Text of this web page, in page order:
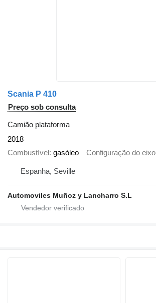
Scania P 410
Preço sob consulta
Camião plataforma
2018
Combustível gasóleo Configuração do eixo
Espanha, Seville
Automoviles Muñoz y Lancharro S.L